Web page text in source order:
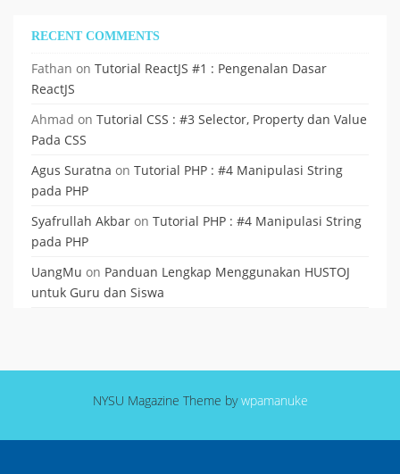
RECENT COMMENTS
Fathan on Tutorial ReactJS #1 : Pengenalan Dasar
ReactJS
Ahmad on Tutorial CSS : #3 Selector, Property dan Value
Pada CSS
Agus Suratna on Tutorial PHP : #4 Manipulasi String
pada PHP
Syafrullah Akbar on Tutorial PHP : #4 Manipulasi String
pada PHP
UangMu on Panduan Lengkap Menggunakan HUSTOJ
untuk Guru dan Siswa
NYSU Magazine Theme bywpamanuke